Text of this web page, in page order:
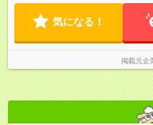
気になる！
掲載元企